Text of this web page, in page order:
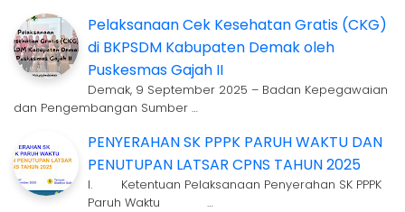
Pelaksanaan Cek Kesehatan Gratis (CKG)
di BKPSDM Kabupaten Demak oleh
Puskesmas Gajah II
Demak, 9 September 2025 – Badan Kepegawaian
dan Pengembangan Sumber …
PENYERAHAN SK PPPK PARUH WAKTU DAN
PENUTUPAN LATSAR CPNS TAHUN 2025
I. Ketentuan Pelaksanaan Penyerahan SK PPPK
Paruh Waktu …